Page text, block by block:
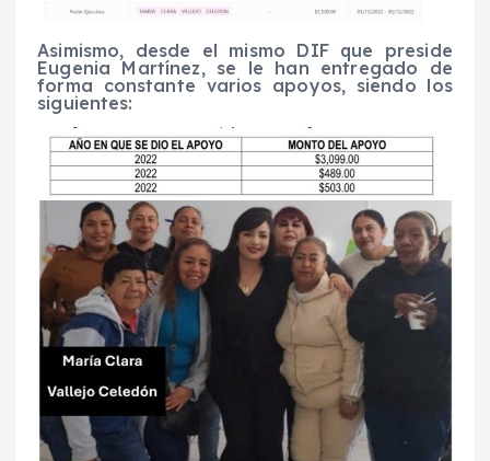
Asimismo, desde el mismo DIF que preside
Eugenia Martínez, se le han entregado de
forma constante varios apoyos, siendo los
siguientes: